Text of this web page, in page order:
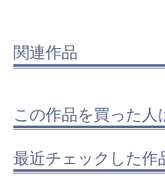
関連作品
この作品を買った
最近チェックした作